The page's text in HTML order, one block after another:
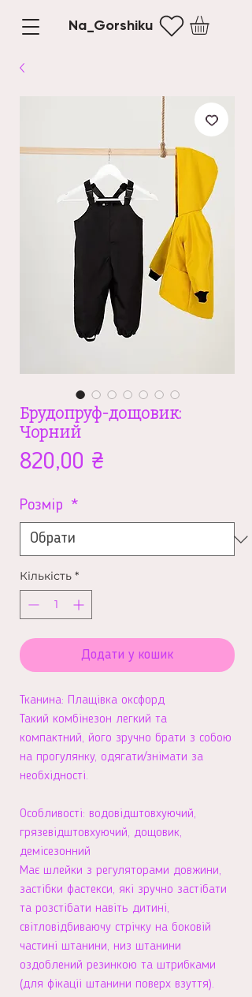
Na_Gorshiku
Брудопруф-дощовик:
Чорний
820,00 ₴
Розмір *
Кількість *
Додати у кошик
Тканина: Плащівка оксфорд
Такий комбінезон легкий та
компактний, його зручно брати з собою
на прогулянку, одягати/знімати за
необхідності.
Особливості: водовідштовхуючий,
грязевідштовхуючий, дощовик,
демісезонний
Має шлейки з регуляторами довжини,
застібки фастекси, які зручно застібати
та розстібати навіть дитині,
світловідбиваючу стрічку на боковій
частині штанини, низ штанини
оздоблений резинкою та штрибками
(для фікаціі штанини поверх взуття).